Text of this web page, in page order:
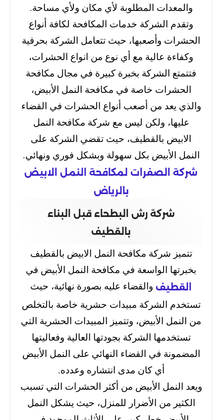
والمعدات المطلوبة لأي مكان ولأي مساحة.
وتقدم الشركة خدمات المكافحة لكافة أنواع
الحشرات وأصعبها، حيث تتعامل الشركة بحرفية
وكفاءة عالية مع أي نوع من انواع الحشرات،
فتتمتع الشركة بخبرة كبيرة في مجال مكافحة
الحشرات خاصة في مكافحة النمل الأبيض،
والذي يعد من أصعب أنواع الحشرات في القضاء
عليها، ولكن ليس مع شركة مكافحة النمل
الابيض بالقطيف، حيث تقضي الشركة على
النمل الأبيض بكل سهولة وبشكل فوري ونهائي.
شركة الصفرات لمكافحة النمل الابيض
بالرياض
شركة رش البطحاء قبل البناء
بالقطيف
تتميز شركة مكافحة النمل الابيض بالقطيف
بخبرتها الواسعة في مكافحة النمل الأبيض في
القطيف والقضاء عليه بصورة نهائية، حيث
تستخدم الشركة مبيدات حشرية خاصة بالتخلص
من النمل الأبيض، وتتميز المبيدات الحشرية التي
تستخدمها الشركة بجودتها العالية وفعاليتها
المضمونة في القضاء النهائي على النمل الأبيض
أي كان مدى انتشاره وعدده.
ويعد النمل الأبيض من أكثر الحشرات التي تسبب
الكثير من الأضرار للمنزل، حيث يشكل النمل